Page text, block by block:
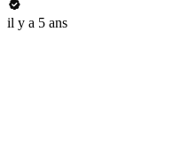
il y a 5 ans